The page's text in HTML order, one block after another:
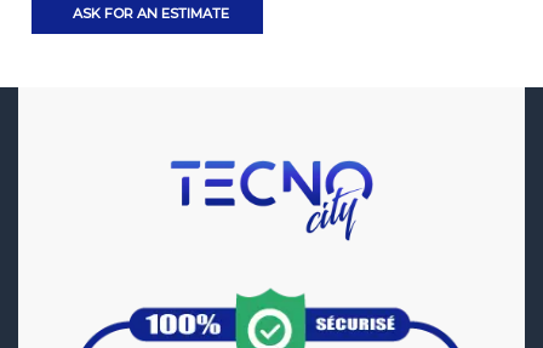
ASK FOR AN ESTIMATE